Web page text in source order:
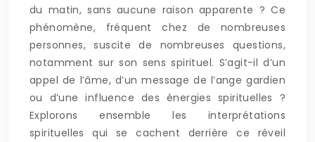
du matin, sans aucune raison apparente ? Ce
phénomène, fréquent chez de nombreuses
personnes, suscite de nombreuses questions,
notamment sur son sens spirituel. S’agit-il d’un
appel de l’âme, d’un message de l’ange gardien
ou d’une influence des énergies spirituelles ?
Explorons ensemble les interprétations
spirituelles qui se cachent derrière ce réveil